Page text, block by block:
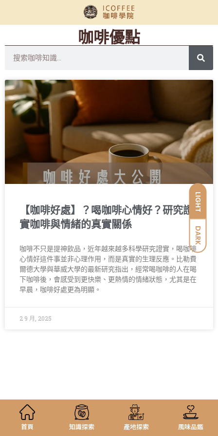
LIGHT
DARK
咖啡優點
【咖啡好處】？喝咖啡心情好？研究證
實咖啡與情緒的真實關係
咖啡不只是提神飲品，近年越來越多科學研究證實，喝咖啡
心情好這件事並非心理作用，而是真實的生理反應。比勒費
爾德大學與華威大學的最新研究指出，經常喝咖啡的人在喝
下咖啡後，會感受到更快樂、更熱情的情緒狀態，尤其是在
早晨，咖啡好處更為明顯。
2 9 月, 2025
首頁 知識探索 產地探索 風味品鑑